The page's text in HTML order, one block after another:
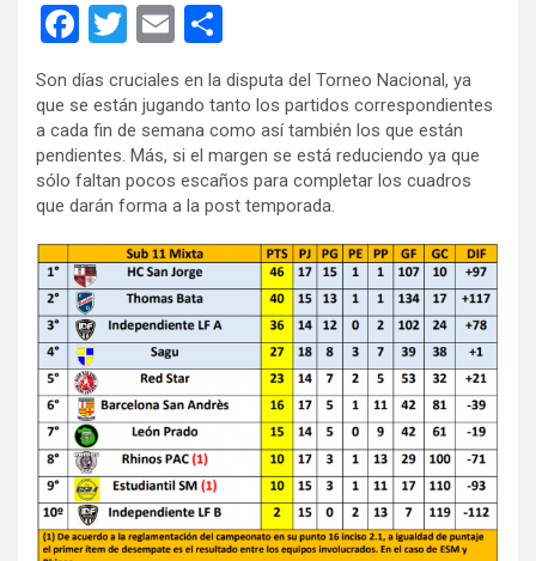
F
a
ce
b
o
o
k
T
wi
tt
er
E
ail
o
m
p
ar
tir
Son días cruciales en la disputa del Torneo Nacional, ya
que se están jugando tanto los partidos correspondientes
a cada fin de semana como así también los que están
pendientes. Más, si el margen se está reduciendo ya que
sólo faltan pocos escaños para completar los cuadros
que darán forma a la post temporada.